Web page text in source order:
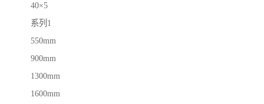
40×5
系列1
550mm
900mm
1300mm
1600mm